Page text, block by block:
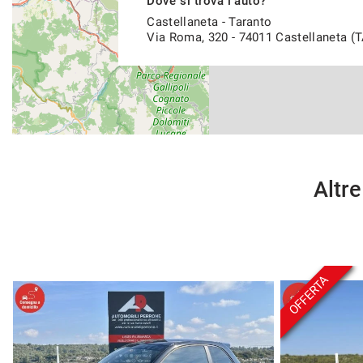
Castellaneta - Taranto
Via Roma, 320 - 74011 Castellaneta
OFFERTA